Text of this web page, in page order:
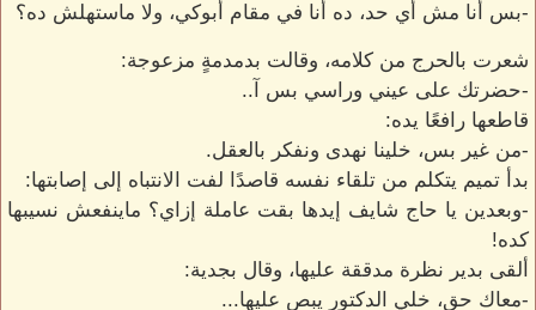
-بس أنا مش أي حد، ده أنا في مقام أبوكي، ولا ماستهلش ده؟
شعرت بالحرج من كلامه، وقالت بدمدمةٍ مزعوجة:
-حضرتك على عيني وراسي بس آ..
قاطعها رافعًا يده:
-من غير بس، خلينا نهدى ونفكر بالعقل.
بدأ تميم يتكلم من تلقاء نفسه قاصدًا لفت الانتباه إلى إصابتها:
-وبعدين يا حاج شايف إيدها بقت عاملة إزاي؟ ماينفعش نسيبها
كده!
ألقى بدير نظرة مدققة عليها، وقال بجدية:
-معاك حق، خلي الدكتور يبص عليها...